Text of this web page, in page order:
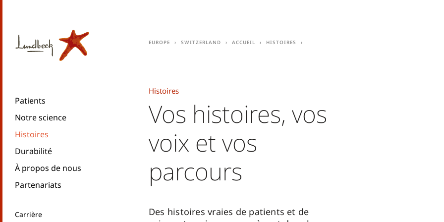
Patients
Notre science
Histoires
Durabilité
À propos de nous
Partenariats
Carrière
Europe Switzerland Accueil Histoires
Histoires
Vos histoires, vos
voix et vos
parcours
Des histoires vraies de patients et de